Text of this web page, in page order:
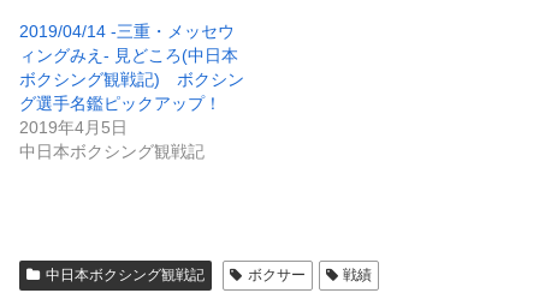
2019/04/14 -三重・メッセウ
ィングみえ- 見どころ(中日本
ボクシング観戦記) ボクシン
グ選手名鑑ピックアップ！
2019年4月5日
中日本ボクシング観戦記
中日本ボクシング観戦記 ボクサー 戦績